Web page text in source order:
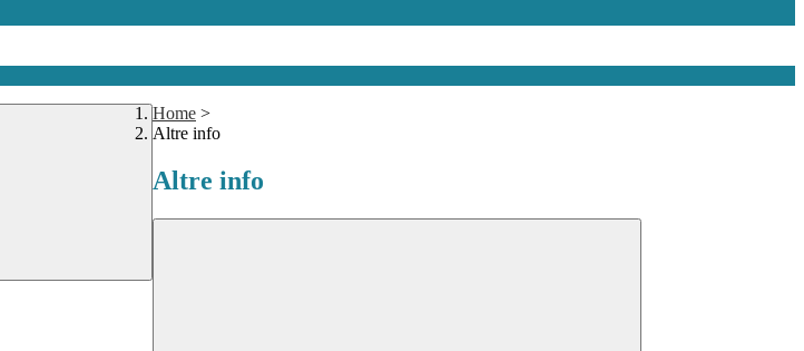
Home >
Altre info
Altre info